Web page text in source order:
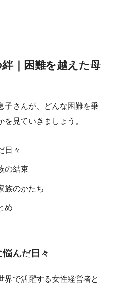
｜困難を越えた母
子さんが、どんな困難を乗
を見ていきましょう。
日々
の結束
族のかたち
め
んだ日々
界で活躍する女性経営者と